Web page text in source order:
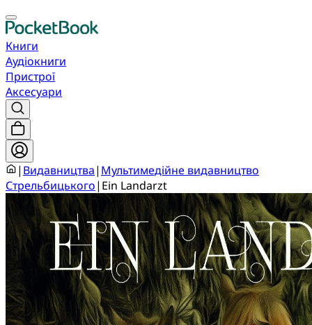
Книги
Аудіокниги
Пристрої
Аксесуари
| Видавництва| Мультимедійне видавництво
Стрельбицького| Ein Landarzt